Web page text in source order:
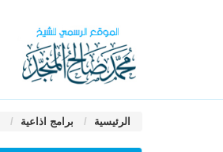
الرئيسية برامج اذاعية